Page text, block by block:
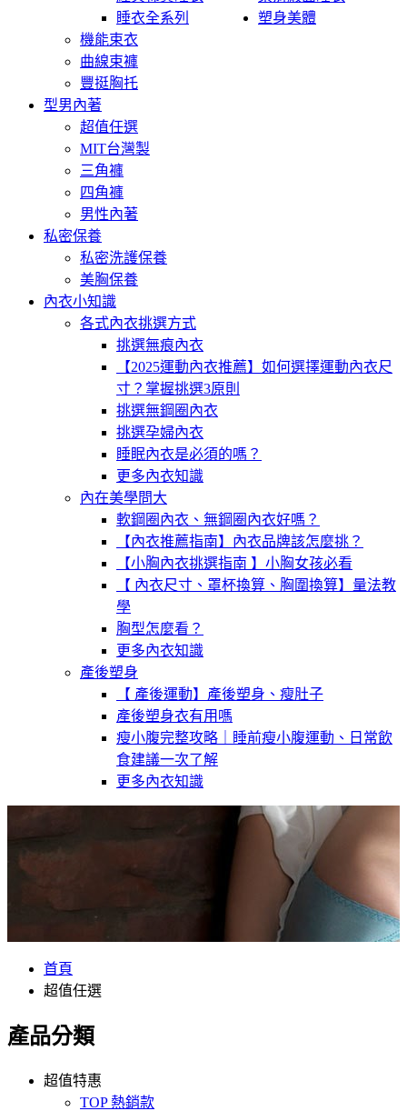
睡衣全系列
塑身美體
機能束衣
曲線束褲
豐挺胸托
型男內著
超值任選
MIT台灣製
三角褲
四角褲
男性內著
私密保養
私密洗護保養
美胸保養
內衣小知識
各式內衣挑選方式
挑選無痕內衣
【2025運動內衣推薦】如何選擇運動內衣尺
寸？掌握挑選3原則
挑選無鋼圈內衣
挑選孕婦內衣
睡眠內衣是必須的嗎？
更多內衣知識
內在美學問大
軟鋼圈內衣、無鋼圈內衣好嗎？
【內衣推薦指南】內衣品牌該怎麼挑？
【小胸內衣挑選指南 】小胸女孩必看
【 內衣尺寸、罩杯換算、胸圍換算】量法教
學
胸型怎麼看？
更多內衣知識
產後塑身
【 產後運動】產後塑身、瘦肚子
產後塑身衣有用嗎
瘦小腹完整攻略｜睡前瘦小腹運動、日常飲
食建議一次了解
更多內衣知識
首頁
超值任選
產品分類
超值特惠
TOP 熱銷款